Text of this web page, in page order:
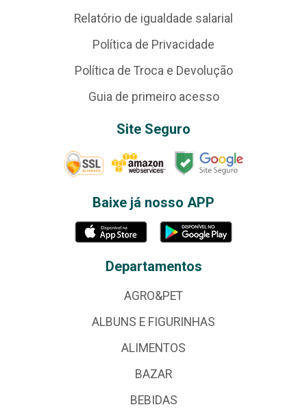
Relatório de igualdade salarial
Política de Privacidade
Política de Troca e Devolução
Guia de primeiro acesso
Site Seguro
Baixe já nosso APP
Departamentos
AGRO&PET
ALBUNS E FIGURINHAS
ALIMENTOS
BAZAR
BEBIDAS